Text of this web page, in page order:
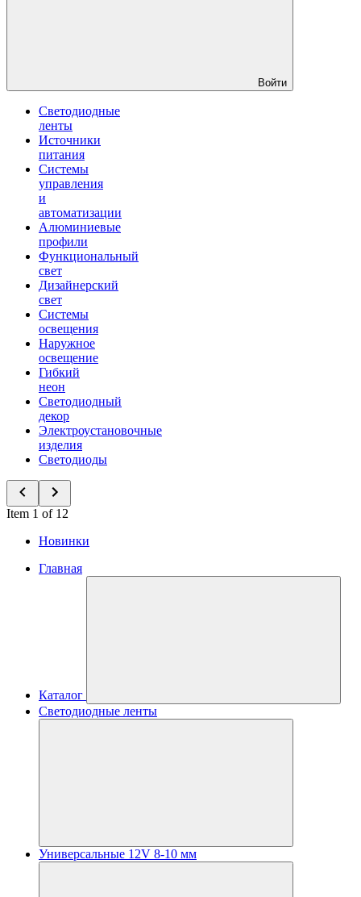
Войти
Светодиодные
ленты
Источники
питания
Системы
управления
и
автоматизации
Алюминиевые
профили
Функциональный
свет
Дизайнерский
свет
Системы
освещения
Наружное
освещение
Гибкий
неон
Светодиодный
декор
Электроустановочные
изделия
Светодиоды
Item 1 of 12
Новинки
Главная
Каталог
Светодиодные ленты
Универсальные 12V 8-10 мм